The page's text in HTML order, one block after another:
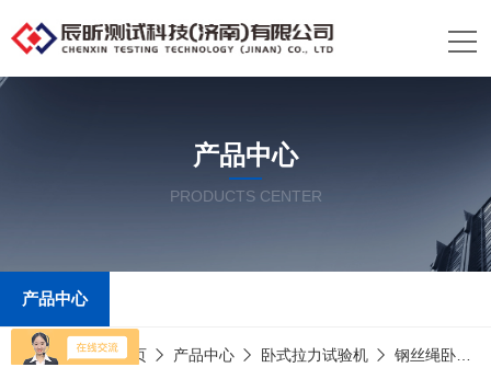
产品中心
PRODUCTS CENTER
产品中心
当前位置：首页 产品中心 卧式拉力试验机 钢丝绳卧式拉力试验机